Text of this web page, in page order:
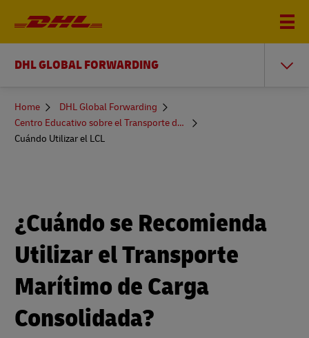
DHL GLOBAL FORWARDING
You
here
Home
DHL Global Forwarding
Centro Educativo sobre el Transporte de Mercancías
Cuándo Utilizar el LCL
¿Cuándo se Recomienda
Utilizar el Transporte
Marítimo de Carga
Consolidada?